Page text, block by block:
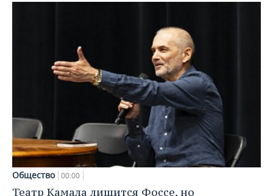
Общество 00:00
Театр Камала лишится Фоссе, но